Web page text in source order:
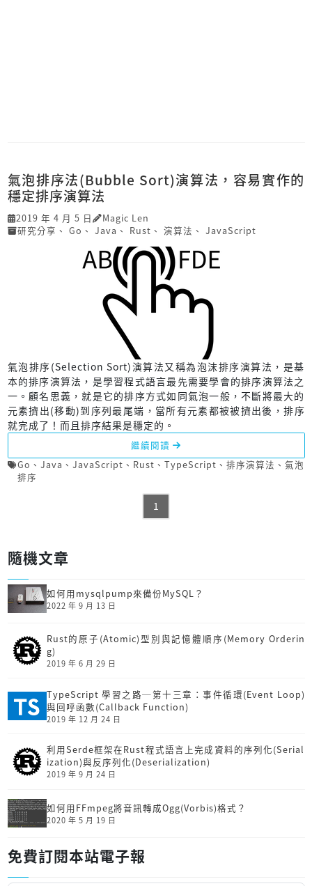
氣泡排序法(Bubble Sort)演算法，容易實作的
穩定排序演算法
2019 年 4 月 5 日
Magic Len
研究分享 、 Go 、 Java 、 Rust 、 演算法 、 JavaScript
氣泡排序(Selection Sort)演算法又稱為泡沫排序演算法，是基
本的排序演算法，是學習程式語言最先需要學會的排序演算法之
一。顧名思義，就是它的排序方式如同氣泡一般，不斷將最大的
元素擠出(移動)到序列最尾端，當所有元素都被被擠出後，排序
就完成了！而且排序結果是穩定的。
繼續閱讀
Go 、 Java 、 JavaScript 、 Rust 、 TypeScript 、 排序演算法 、 氣泡
排序
1
隨機文章
如何用mysqlpump來備份MySQL？
2022 年 9 月 13 日
Rust的原子(Atomic)型別與記憶體順序(Memory Orderin
g)
2019 年 6 月 29 日
TypeScript 學習之路─第十三章：事件循環(Event Loop)
與回呼函數(Callback Function)
2019 年 12 月 24 日
利用Serde框架在Rust程式語言上完成資料的序列化(Serial
ization)與反序列化(Deserialization)
2019 年 9 月 24 日
如何用FFmpeg將音訊轉成Ogg(Vorbis)格式？
2020 年 5 月 19 日
免費訂閱本站電子報